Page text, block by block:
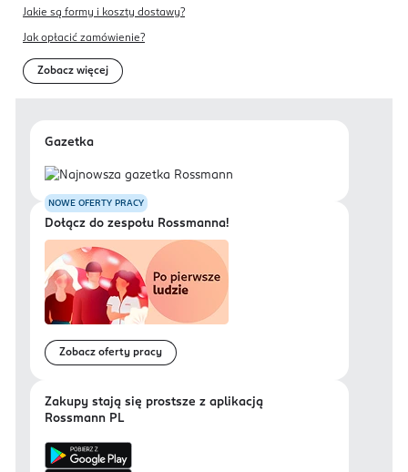
Jakie są formy i koszty dostawy?
Jak opłacić zamówienie?
Zobacz więcej
Gazetka
NOWE OFERTY PRACY
Dołącz do zespołu Rossmanna!
Zobacz oferty pracy
Zakupy stają się prostsze z aplikacją
Rossmann PL